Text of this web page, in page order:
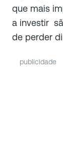
que mais
a investir
de perder
publicidade